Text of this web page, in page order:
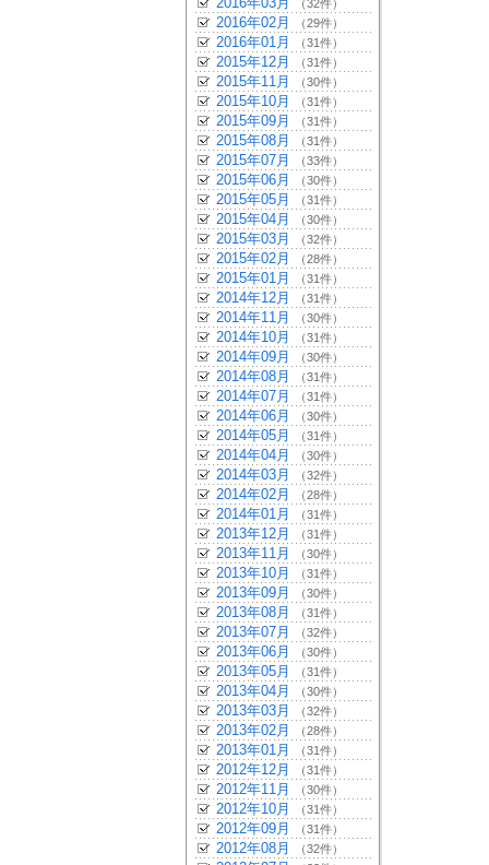
（32件）
2016年02月 （29件）
2016年01月 （31件）
2015年12月 （31件）
2015年11月 （30件）
2015年10月 （31件）
2015年09月 （31件）
2015年08月 （31件）
2015年07月 （33件）
2015年06月 （30件）
2015年05月 （31件）
2015年04月 （30件）
2015年03月 （32件）
2015年02月 （28件）
2015年01月 （31件）
2014年12月 （31件）
2014年11月 （30件）
2014年10月 （31件）
2014年09月 （30件）
2014年08月 （31件）
2014年07月 （31件）
2014年06月 （30件）
2014年05月 （31件）
2014年04月 （30件）
2014年03月 （32件）
2014年02月 （28件）
2014年01月 （31件）
2013年12月 （31件）
2013年11月 （30件）
2013年10月 （31件）
2013年09月 （30件）
2013年08月 （31件）
2013年07月 （32件）
2013年06月 （30件）
2013年05月 （31件）
2013年04月 （30件）
2013年03月 （32件）
2013年02月 （28件）
2013年01月 （31件）
2012年12月 （31件）
2012年11月 （30件）
2012年10月 （31件）
2012年09月 （31件）
2012年08月 （32件）